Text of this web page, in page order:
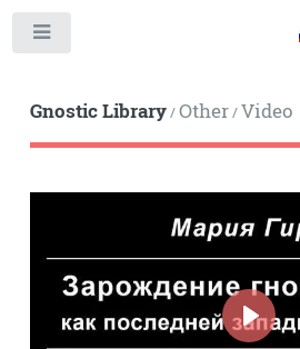
Gnostic Library/Other/Video
PLAY